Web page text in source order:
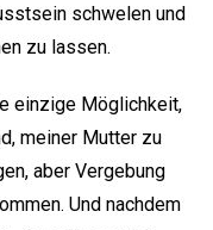
schwelen und
zu lassen.
einzige Möglichkeit,
meiner Mutter zu
aber Vergebung
Und nachdem